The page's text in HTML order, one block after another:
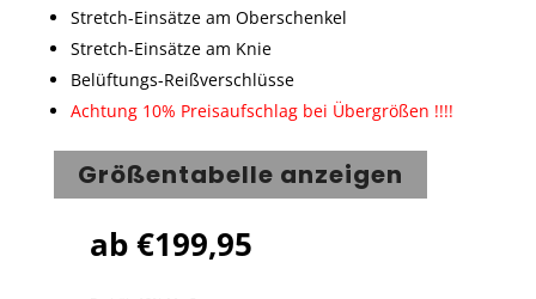
Stretch-Einsätze am Oberschenkel
Stretch-Einsätze am Knie
Belüftungs-Reißverschlüsse
Achtung 10% Preisaufschlag bei Übergrößen !!!!
Größentabelle anzeigen
ab€199,95